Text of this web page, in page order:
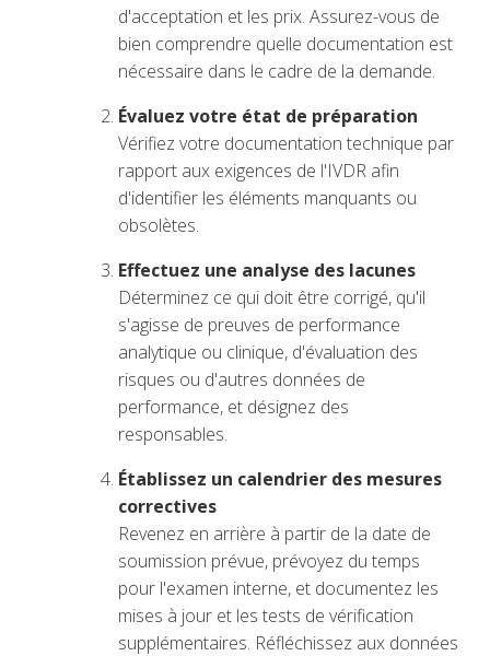
d'acceptation et les prix. Assurez-vous de
bien comprendre quelle documentation est
nécessaire dans le cadre de la demande.
Évaluez votre état de préparation
Vérifiez votre documentation technique par
rapport aux exigences de l'IVDR afin
d'identifier les éléments manquants ou
obsolètes.
Effectuez une analyse des lacunes
Déterminez ce qui doit être corrigé, qu'il
s'agisse de preuves de performance
analytique ou clinique, d'évaluation des
risques ou d'autres données de
performance, et désignez des
responsables.
Établissez un calendrier des mesures
correctives
Revenez en arrière à partir de la date de
soumission prévue, prévoyez du temps
pour l'examen interne, et documentez les
mises à jour et les tests de vérification
supplémentaires. Réfléchissez aux données